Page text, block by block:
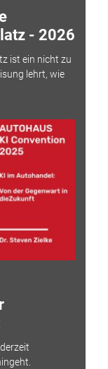
- 2026
ist ein nicht zu
lehrt, wie